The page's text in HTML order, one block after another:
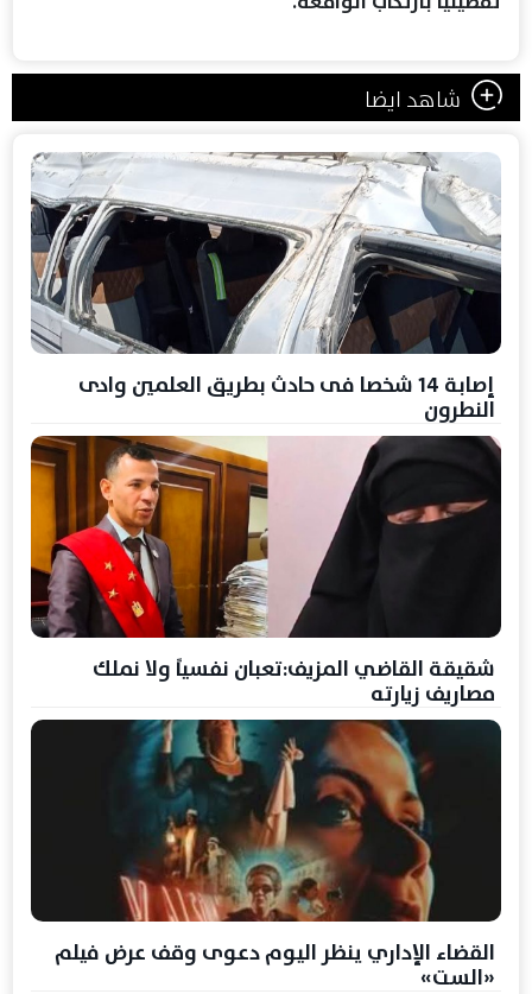
شاهد ايضا
إصابة 14 شخصا فى حادث بطريق العلمين وادى
النطرون
شقيقة القاضي المزيف:تعبان نفسياً ولا نملك
مصاريف زيارته
القضاء الإداري ينظر اليوم دعوى وقف عرض فيلم
«الست»